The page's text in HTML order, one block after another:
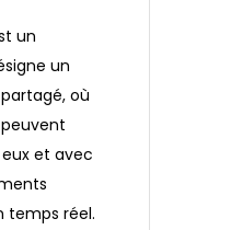
un
un
où
et avec
temps réel.